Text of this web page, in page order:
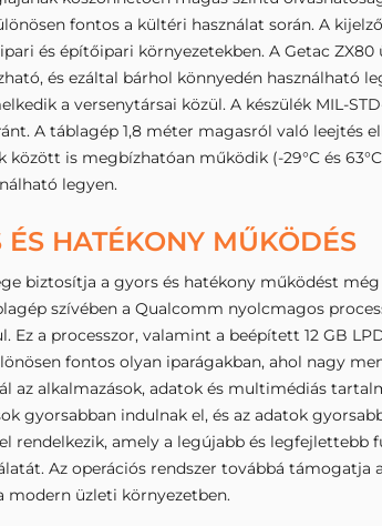
fontos a kültéri használat során. A
és építőipari környezetekben. A Getac
és ezáltal bárhol könnyedén használható
a versenytársai közül. A készülék MIL-
A táblagép 1,8 méter magasról való leejtés
is megbízhatóan működik (-29°C és
legyen.
HATÉKONY MŰKÖDÉS
biztosítja a gyors és hatékony működést
szívében a Qualcomm nyolcmagos
Ez a processzor, valamint a beépített 12 GB
fontos olyan iparágakban, ahol nagy
az alkalmazások, adatok és multimédiás
gyorsabban indulnak el, és az adatok
rendelkezik, amely a legújabb és legfejlettebb
Az operációs rendszer továbbá támogatja
modern üzleti környezetben.